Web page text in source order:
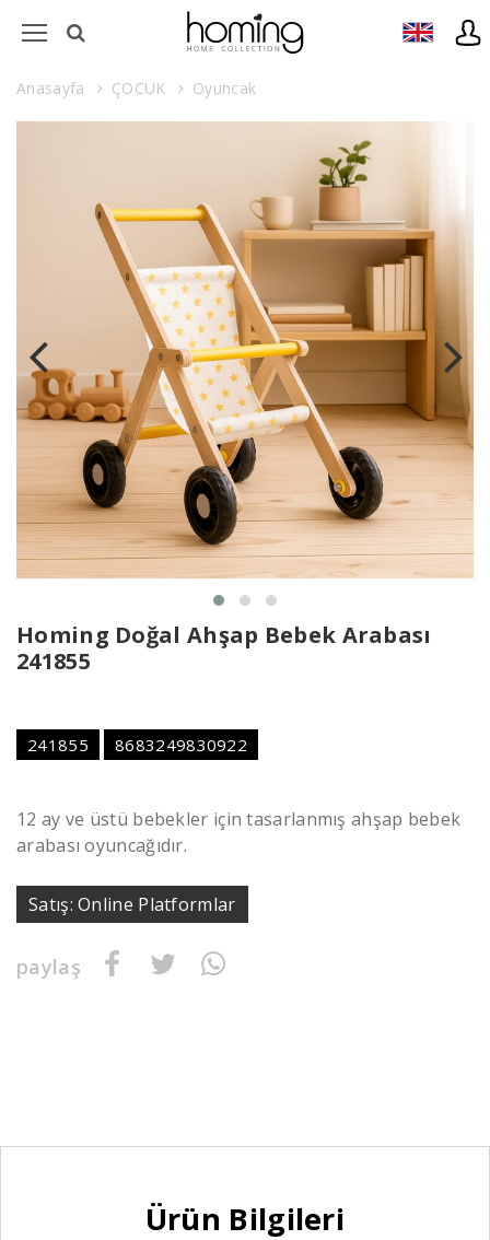
Anasayfa ÇOCUK Oyuncak
Homing Doğal Ahşap Bebek Arabası
241855
241855 8683249830922
12 ay ve üstü bebekler için tasarlanmış ahşap bebek
arabası oyuncağıdır.
Satış: Online Platformlar
paylaş
Ürün Bilgileri